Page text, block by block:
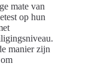
mate van
op hun
manier zijn